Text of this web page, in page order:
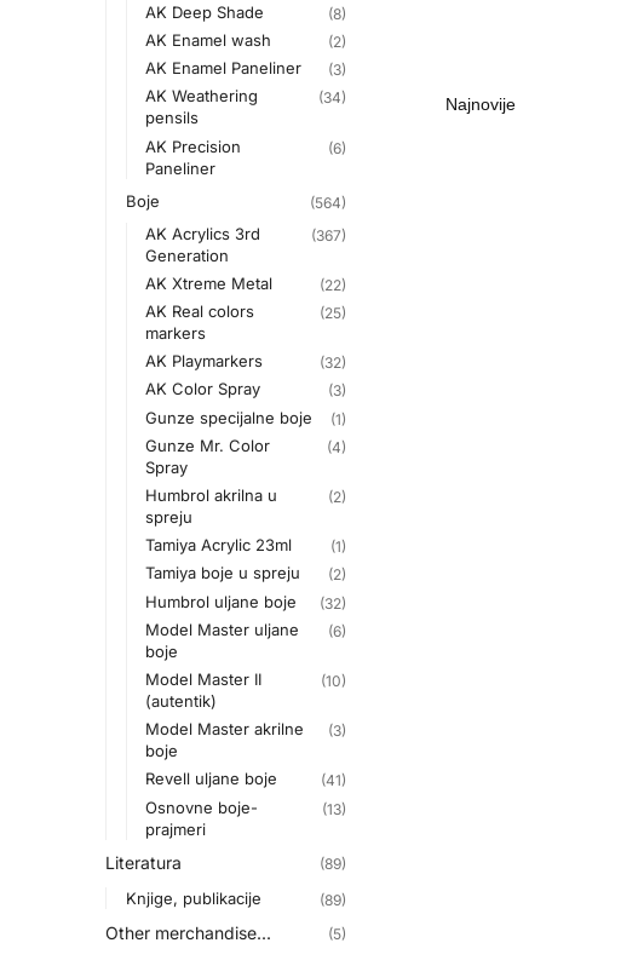
AK Deep Shade (8)
AK Enamel wash (2)
AK Enamel Paneliner (3)
AK Weathering
pensils
(34)
AK Precision
Paneliner
(6)
Boje (564)
AK Acrylics 3rd
Generation
(367)
AK Xtreme Metal (22)
AK Real colors
markers
(25)
AK Playmarkers (32)
AK Color Spray (3)
Gunze specijalne boje (1)
Gunze Mr. Color
Spray
(4)
Humbrol akrilna u
spreju
(2)
Tamiya Acrylic 23ml (1)
Tamiya boje u spreju (2)
Humbrol uljane boje (32)
Model Master uljane
boje
(6)
Model Master II
(autentik)
(10)
Model Master akrilne
boje
(3)
Revell uljane boje (41)
Osnovne boje-
prajmeri
(13)
Literatura (89)
Knjige, publikacije (89)
Other merchandise... (5)